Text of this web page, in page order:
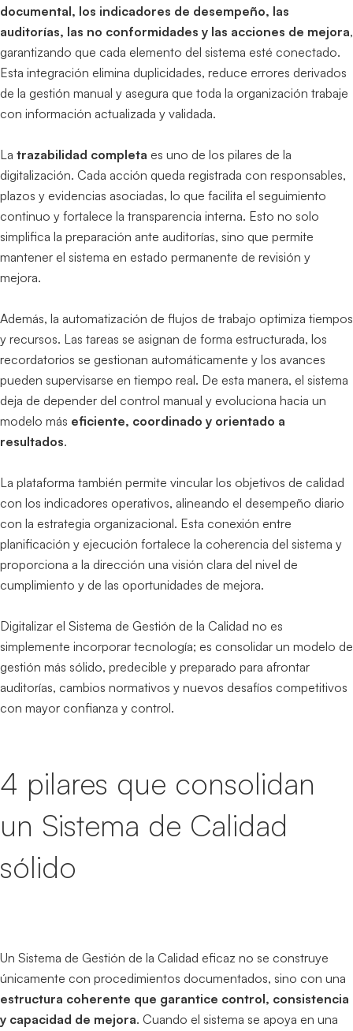
documental, los indicadores de desempeño, las
auditorías, las no conformidades y las acciones de mejora,
garantizando que cada elemento del sistema esté conectado.
Esta integración elimina duplicidades, reduce errores derivados
de la gestión manual y asegura que toda la organización trabaje
con información actualizada y validada.
La trazabilidad completa es uno de los pilares de la
digitalización. Cada acción queda registrada con responsables,
plazos y evidencias asociadas, lo que facilita el seguimiento
continuo y fortalece la transparencia interna. Esto no solo
simplifica la preparación ante auditorías, sino que permite
mantener el sistema en estado permanente de revisión y
mejora.
Además, la automatización de flujos de trabajo optimiza tiempos
y recursos. Las tareas se asignan de forma estructurada, los
recordatorios se gestionan automáticamente y los avances
pueden supervisarse en tiempo real. De esta manera, el sistema
deja de depender del control manual y evoluciona hacia un
modelo más eficiente, coordinado y orientado a
resultados.
La plataforma también permite vincular los objetivos de calidad
con los indicadores operativos, alineando el desempeño diario
con la estrategia organizacional. Esta conexión entre
planificación y ejecución fortalece la coherencia del sistema y
proporciona a la dirección una visión clara del nivel de
cumplimiento y de las oportunidades de mejora.
Digitalizar el Sistema de Gestión de la Calidad no es
simplemente incorporar tecnología; es consolidar un modelo de
gestión más sólido, predecible y preparado para afrontar
auditorías, cambios normativos y nuevos desafíos competitivos
con mayor confianza y control.
4 pilares que consolidan
un Sistema de Calidad
sólido
Un Sistema de Gestión de la Calidad eficaz no se construye
únicamente con procedimientos documentados, sino con una
estructura coherente que garantice control, consistencia
y capacidad de mejora. Cuando el sistema se apoya en una